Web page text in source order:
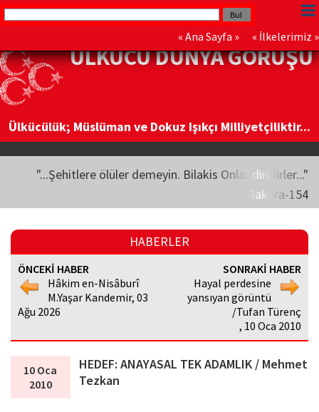
« Ana Sayfa » « İlkelerimiz »
ÜLKÜCÜ DÜNYA GÖRÜŞÜ
Ülkücülük; Müslüman ve Dokuz Işıkçı Milliyetçiliktir...
"...Şehitlere ölüler demeyin. Bilakis Onlar diridirler..."
Bakara-154
HABERLER
ÖNCEKİ HABER
Hâkim en-Nisâburî
M.Yaşar Kandemir, 03
Ağu 2026
SONRAKİ HABER
Hayal perdesine
yansıyan görüntü
/Tufan Türenç
, 10 Oca 2010
10 Oca
2010
HEDEF: ANAYASAL TEK ADAMLIK / Mehmet
Tezkan